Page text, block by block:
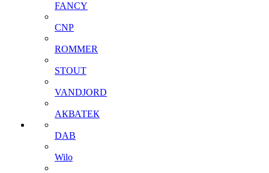
FANCY
CNP
ROMMER
STOUT
VANDJORD
АКВАТЕК
DAB
Wilo